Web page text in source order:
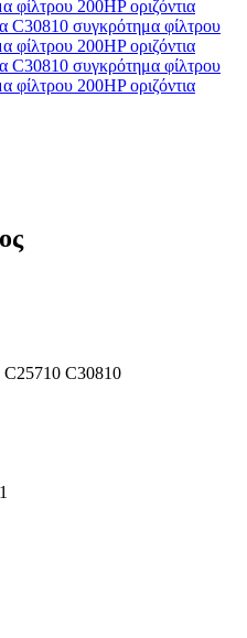
C30810